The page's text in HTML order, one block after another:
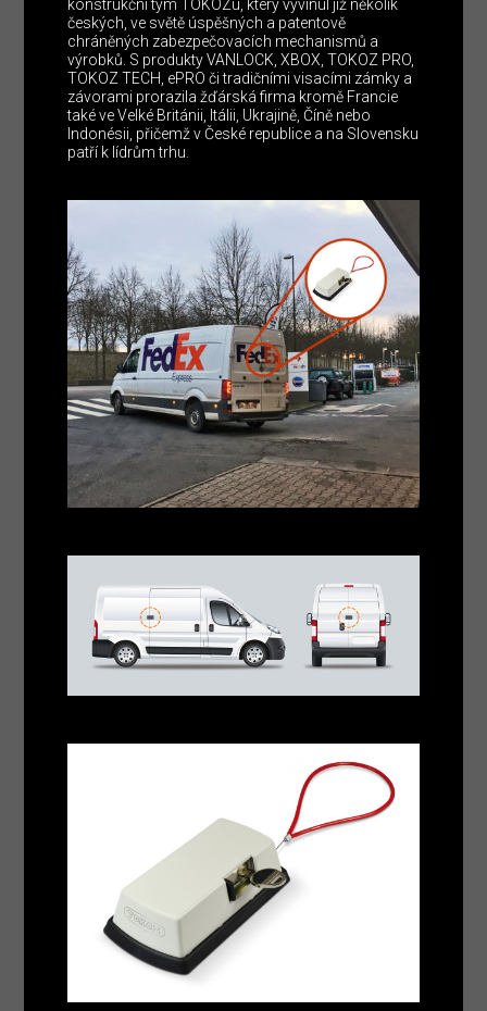
konstrukční tým TOKOZu, který vyvinul již několik
českých, ve světě úspěšných a patentově
chráněných zabezpečovacích mechanismů a
výrobků. S produkty VANLOCK, XBOX, TOKOZ PRO,
TOKOZ TECH, ePRO či tradičními visacími zámky a
závorami prorazila žďárská firma kromě Francie
také ve Velké Británii, Itálii, Ukrajině, Číně nebo
Indonésii, přičemž v České republice a na Slovensku
patří k lídrům trhu.